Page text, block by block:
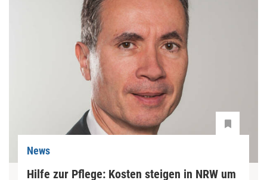
News
Hilfe zur Pflege: Kosten steigen in NRW um